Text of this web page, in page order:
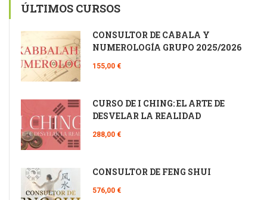
ÚLTIMOS CURSOS
CONSULTOR DE CÁBALA Y
NUMEROLOGÍA GRUPO 2025/2026
155,00 €
CURSO DE I CHING: EL ARTE DE
DESVELAR LA REALIDAD
288,00 €
CONSULTOR DE FENG SHUI
576,00 €